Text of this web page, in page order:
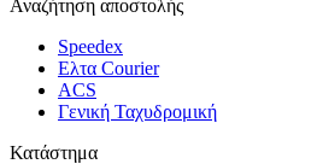
Αναζήτηση αποστολής
Speedex
Ελτα Courier
ACS
Γενική Ταχυδρομική
Κατάστημα